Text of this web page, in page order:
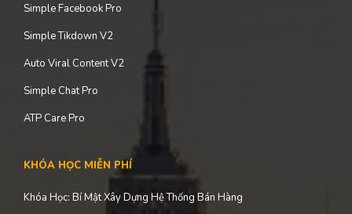
Simple Facebook Pro
Simple Tikdown V2
Auto Viral Content V2
Simple Chat Pro
ATP Care Pro
KHÓA HỌC MIỄN PHÍ
Khóa Học: Bí Mật Xây Dựng Hệ Thống Bán Hàng